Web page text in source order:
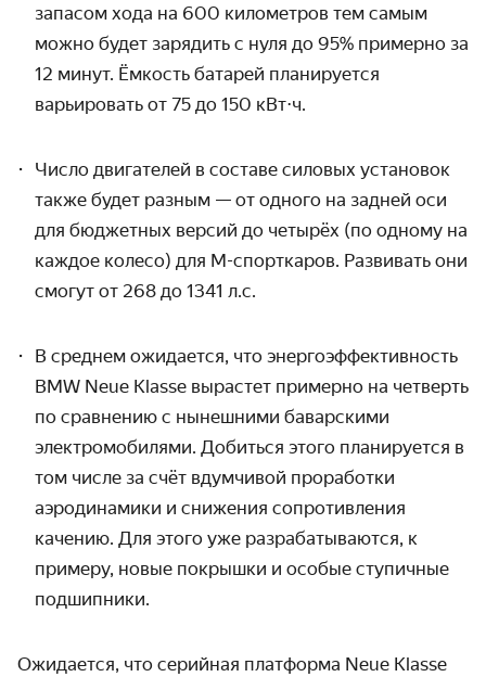
запасом хода на 600 километров тем самым
можно будет зарядить с нуля до 95% примерно за
12 минут. Ёмкость батарей планируется
варьировать от 75 до 150 кВт⋅ч.
Число двигателей в составе силовых установок
также будет разным — от одного на задней оси
для бюджетных версий до четырёх (по одному на
каждое колесо) для М-спорткаров. Развивать они
смогут от 268 до 1341 л.с.
В среднем ожидается, что энергоэффективность
BMW Neue Klasse вырастет примерно на четверть
по сравнению с нынешними баварскими
электромобилями. Добиться этого планируется в
том числе за счёт вдумчивой проработки
аэродинамики и снижения сопротивления
качению. Для этого уже разрабатываются, к
примеру, новые покрышки и особые ступичные
подшипники.
Ожидается, что серийная платформа Neue Klasse